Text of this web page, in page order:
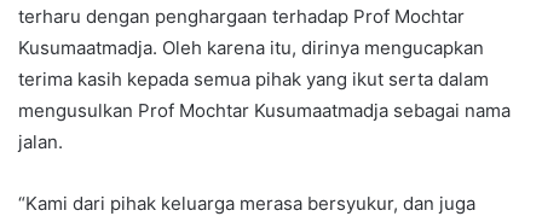
terharu dengan penghargaan terhadap Prof Mochtar
Kusumaatmadja. Oleh karena itu, dirinya mengucapkan
terima kasih kepada semua pihak yang ikut serta dalam
mengusulkan Prof Mochtar Kusumaatmadja sebagai nama
jalan.
“Kami dari pihak keluarga merasa bersyukur, dan juga